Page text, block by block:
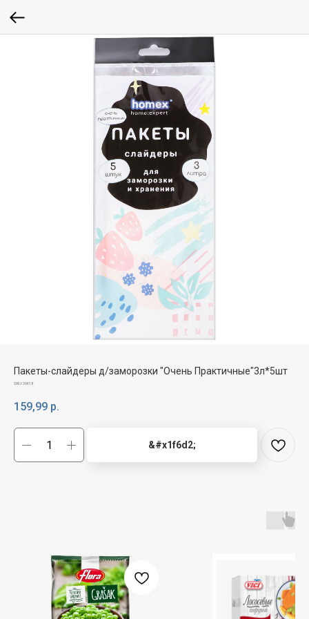
Пакеты-слайдеры д/заморозки "Очень Практичные"3л*5шт
SKU:20618
159,99 р.
&#x1f6d2;